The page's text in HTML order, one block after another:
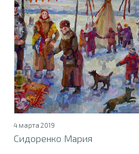
4 марта 2019
Сидоренко Мария